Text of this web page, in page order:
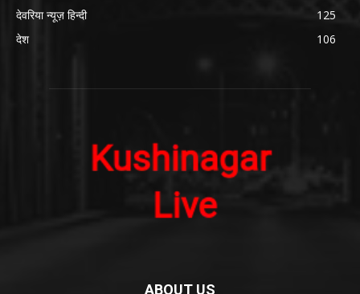
देवरिया न्यूज़ हिन्दी
125
देश
106
ABOUT US